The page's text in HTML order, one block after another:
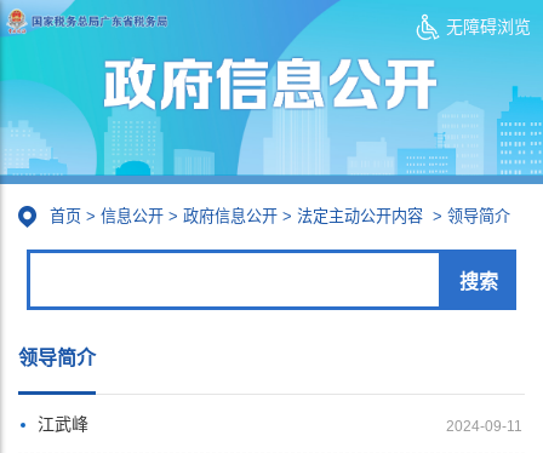
无障碍浏览
首页 > 信息公开 > 政府信息公开 > 法定主动公开内容 > 领导简介
领导简介
江武峰 2024-09-11